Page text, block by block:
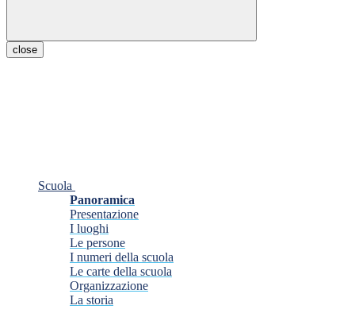
close
Scuola
Panoramica
Presentazione
I luoghi
Le persone
I numeri della scuola
Le carte della scuola
Organizzazione
La storia